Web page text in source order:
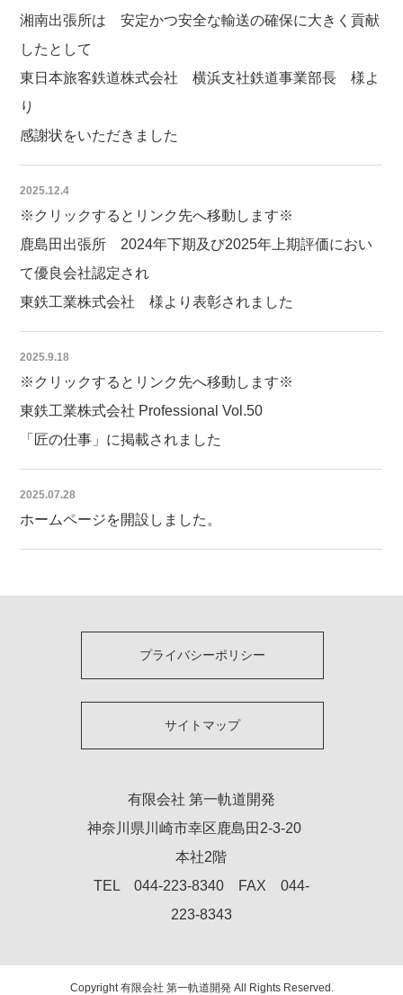
湘南出張所は 安定かつ安全な輸送の確保に大きく貢献
したとして
東日本旅客鉄道株式会社 横浜支社鉄道事業部長 様よ
り
感謝状をいただきました
2025.12.4
※クリックするとリンク先へ移動します※
鹿島田出張所 2024年下期及び2025年上期評価におい
て優良会社認定され
東鉄工業株式会社 様より表彰されました
2025.9.18
※クリックするとリンク先へ移動します※
東鉄工業株式会社 Professional Vol.50
「匠の仕事」に掲載されました
2025.07.28
ホームページを開設しました。
プライバシーポリシー
サイトマップ
有限会社 第一軌道開発
神奈川県川崎市幸区鹿島田2-3-20
本社2階
TEL 044-223-8340 FAX 044-
223-8343
Copyright 有限会社 第一軌道開発 All Rights Reserved.